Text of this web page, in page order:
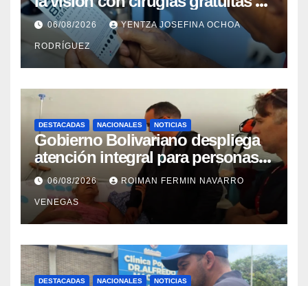
cataratas en Zulia
06/08/2026 YENTZA JOSEFINA OCHOA
RODRÍGUEZ
DESTACADAS NACIONALES NOTICIAS
Gobierno Bolivariano despliega
atención integral para personas
con discapacidad en
campamentos de La Guaira
06/08/2026 ROIMAN FERMIN NAVARRO
VENEGAS
DESTACADAS NACIONALES NOTICIAS